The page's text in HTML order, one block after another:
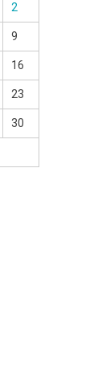
2
9
16
23
30